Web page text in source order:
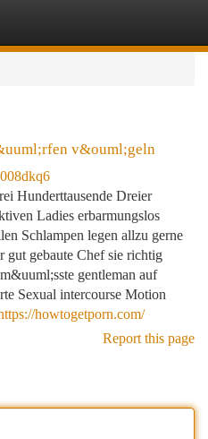
v&ouml;geln
Hunderttausende Dreier
Ladies erbarmungslos
Schlampen legen allzu gerne
gut gebaute Chef sie richtig
gentleman auf
Sexual intercourse Motion
howtogetporn.com/
Report this page